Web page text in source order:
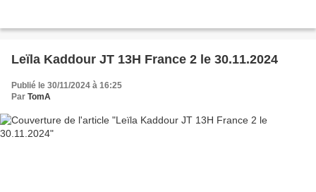
Leïla Kaddour JT 13H France 2 le 30.11.2024
Publié le 30/11/2024 à 16:25
Par TomA